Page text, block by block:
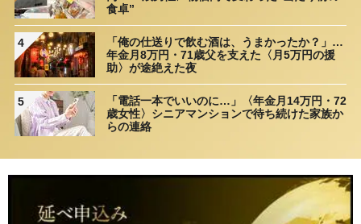
食卓”
4
「俺の仕送りで飲む酒は、うまかったか？」…
年金月8万円・71歳父を支えた〈月5万円の援
助〉が途絶えた夜
5
「電話一本でいいのに…」〈年金月14万円・72
歳女性〉シニアマンションで待ち続けた家族か
らの連絡